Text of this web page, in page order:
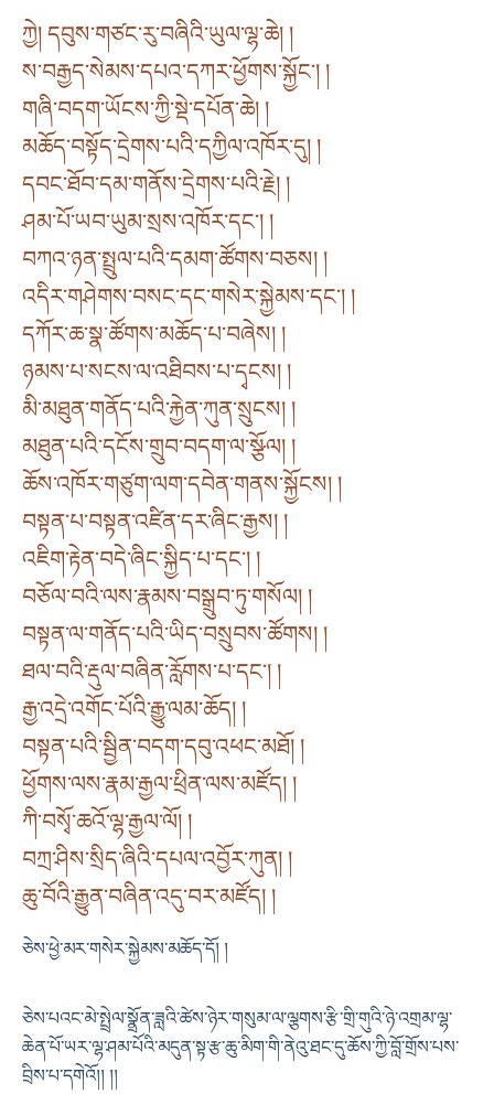
ཀྱེ། དབུས་གཙང་རུ་བཞིའི་ཡུལ་ལྷ་ཆེ། །
ས་བརྒྱད་སེམས་དཔའ་དཀར་ཕྱོགས་སྐྱོང་། །
གཞི་བདག་ཡོངས་ཀྱི་སྡེ་དཔོན་ཆེ། །
མཆོད་བསྟོད་དྲེགས་པའི་དཀྱིལ་འཁོར་དུ། །
དབང་ཐོབ་དམ་གནོས་དྲེགས་པའི་རྗེ། །
ཤམ་པོ་ཡབ་ཡུམ་སྲས་འཁོར་དང་། །
བཀའ་ཉན་སྤྲུལ་པའི་དམག་ཚོགས་བཅས། །
འདིར་གཤེགས་བསང་དང་གསེར་སྐྱེམས་དང་། །
དཀོར་ཆ་སྣ་ཚོགས་མཆོད་པ་བཞེས། །
ཉམས་པ་སངས་ལ་འཐིབས་པ་དྭངས། །
མི་མཐུན་གནོད་པའི་རྐྱེན་ཀུན་སྲུངས། །
མཐུན་པའི་དངོས་གྲུབ་བདག་ལ་སྩོལ། །
ཆོས་འཁོར་གཙུག་ལག་དབེན་གནས་སྐྱོངས། །
བསྟན་པ་བསྟན་འཛིན་དར་ཞིང་རྒྱས། །
འཇིག་རྟེན་བདེ་ཞིང་སྐྱིད་པ་དང་། །
བཅོལ་བའི་ལས་རྣམས་བསྒྲུབ་ཏུ་གསོལ། །
བསྟན་ལ་གནོད་པའི་ཡིད་བསྲུབས་ཚོགས། །
ཐལ་བའི་རྡུལ་བཞིན་རློགས་པ་དང་། །
རྒྱ་འདྲེ་འགོང་པོའི་རྒྱུ་ལམ་ཆོད། །
བསྟན་པའི་སྦྱིན་བདག་དབུ་འཕང་མཐོ། །
ཕྱོགས་ལས་རྣམ་རྒྱལ་ཕྲིན་ལས་མཛོད། །
ཀི་བསྭོ་ཆའོ་ལྷ་རྒྱལ་ལོ། །
བཀྲ་ཤིས་སྲིད་ཞིའི་དཔལ་འབྱོར་ཀུན། །
ཆུ་བོའི་རྒྱུན་བཞིན་འདུ་བར་མཛོད། །
ཅེས་ཕྱེ་མར་གསེར་སྐྱེམས་མཆོད་དོ། །
ཅེས་པའང་མེ་སྤྲེལ་སྣྲོན་ཟླའི་ཚེས་ཉེར་གསུམ་ལ་ལྕགས་རྩི་གྲི་གུའི་ཉེ་འགྲམ་ལྷ་
ཆེན་པོ་ཡར་ལྷ་ཤམ་པོའི་མདུན་སྟ་རྩ་ཆུ་མིག་གི་ནེའུ་ཐང་དུ་ཆོས་ཀྱི་བློ་གྲོས་པས་
བྲིས་པ་དགེའོ།། །།